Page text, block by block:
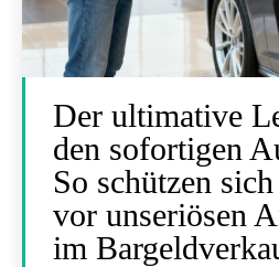
Der ultimative
den sofortigen
So schützen
vor unseriösen
im